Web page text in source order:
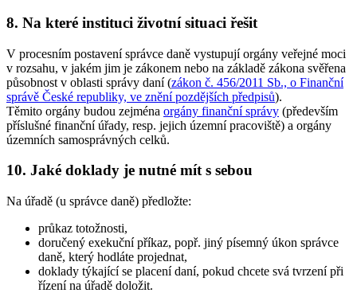
8. Na které instituci životní situaci řešit
V procesním postavení správce daně vystupují orgány veřejné moci
v rozsahu, v jakém jim je zákonem nebo na základě zákona svěřena
působnost v oblasti správy daní (zákon č. 456/2011 Sb., o Finanční
správě České republiky, ve znění pozdějších předpisů).
Těmito orgány budou zejména orgány finanční správy (především
příslušné finanční úřady, resp. jejich územní pracoviště) a orgány
územních samosprávných celků.
10. Jaké doklady je nutné mít s sebou
Na úřadě (u správce daně) předložte:
průkaz totožnosti,
doručený exekuční příkaz, popř. jiný písemný úkon správce
daně, který hodláte projednat,
doklady týkající se placení daní, pokud chcete svá tvrzení při
řízení na úřadě doložit.